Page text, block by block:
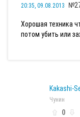
20:35, 09.08.2013
Хорошая техника
потом убить или
Kakashi-
Чунин
0